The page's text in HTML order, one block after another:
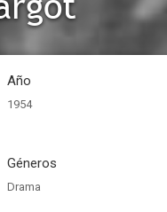
Año
1954
Géneros
Drama